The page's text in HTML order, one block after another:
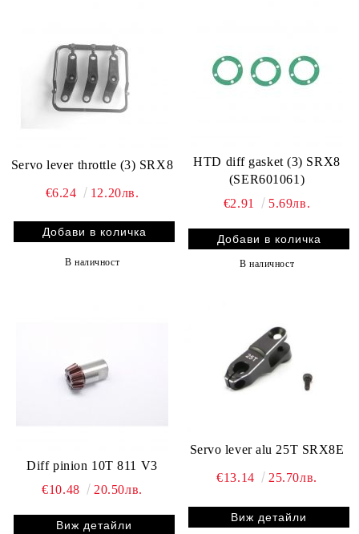
Servo lever throttle (3) SRX8
€6.24 12.20лв.
В наличност
HTD diff gasket (3) SRX8
(SER601061)
€2.91
5.69лв.
В наличност
Diff pinion 10T 811 V3
€10.48
20.50лв.
Виж детайли
Servo lever alu 25T SRX8E
€13.14 25.70лв.
Виж детайли